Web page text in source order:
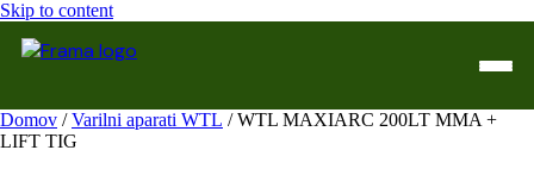
Skip to content
Domov
Domov /Varilni aparati WTL / WTL MAXIARC 200LT MMA +
LIFT TIG